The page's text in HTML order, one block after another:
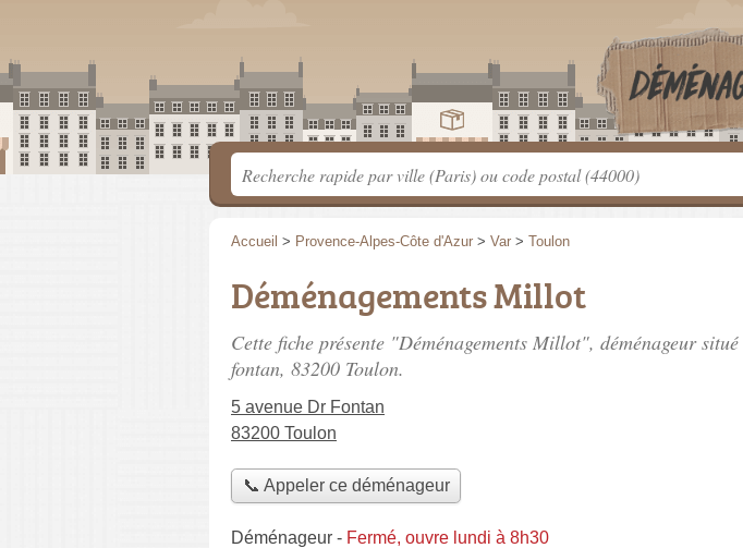
Accueil > Provence-Alpes-Côte d'Azur > Var > Toulon
Déménagements Millot
Cette fiche présente "Déménagements Millot", déménageur situé
fontan, 83200 Toulon.
5 avenue Dr Fontan
83200 Toulon
📞 Appeler ce déménageur
Déménageur - Fermé, ouvre lundi à 8h30